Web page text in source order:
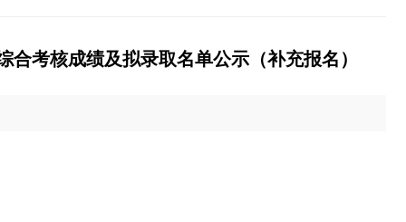
考核成绩及拟录取名单公示（补充报名）